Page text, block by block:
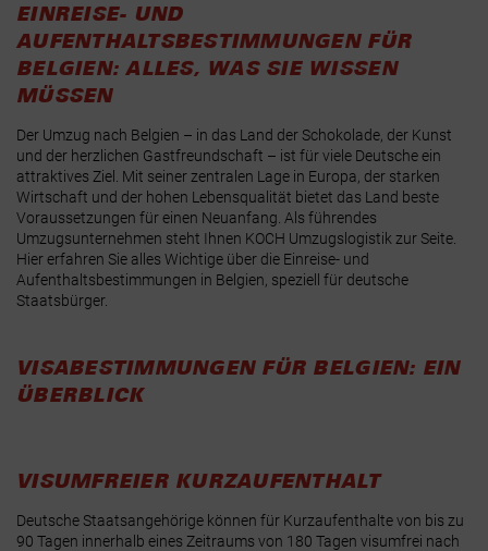
EINREISE- UND
AUFENTHALTSBESTIMMUNGEN FÜR
BELGIEN: ALLES, WAS SIE WISSEN
MÜSSEN
Der Umzug nach Belgien – in das Land der Schokolade, der Kunst
und der herzlichen Gastfreundschaft – ist für viele Deutsche ein
attraktives Ziel. Mit seiner zentralen Lage in Europa, der starken
Wirtschaft und der hohen Lebensqualität bietet das Land beste
Voraussetzungen für einen Neuanfang. Als führendes
Umzugsunternehmen steht Ihnen KOCH Umzugslogistik zur Seite.
Hier erfahren Sie alles Wichtige über die Einreise- und
Aufenthaltsbestimmungen in Belgien, speziell für deutsche
Staatsbürger.
VISABESTIMMUNGEN FÜR BELGIEN: EIN
ÜBERBLICK
VISUMFREIER KURZAUFENTHALT
Deutsche Staatsangehörige können für Kurzaufenthalte von bis zu
90 Tagen innerhalb eines Zeitraums von 180 Tagen visumfrei nach